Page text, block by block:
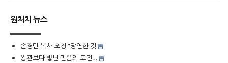
원처치 뉴스
손경민 목사 초청 “당연한 것
왕관보다 빛난 믿음의 도전…